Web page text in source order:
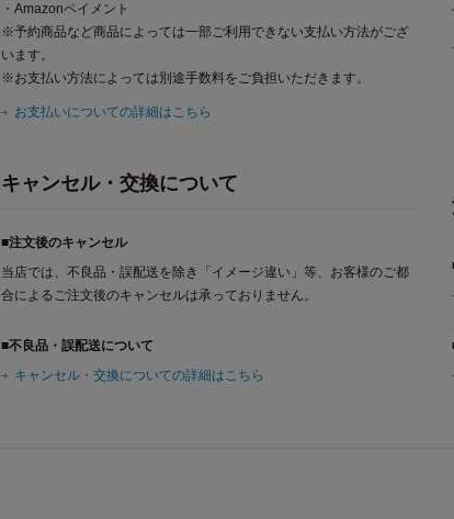
・Amazonペイメント
※予約商品など商品によっては一部ご利用できない支払い方法がござ
います。
※お支払い方法によっては別途手数料をご負担いただきます。
お支払いについての詳細はこちら
キャンセル・交換について
■注文後のキャンセル
当店では、不良品・誤配送を除き「イメージ違い」等、お客様のご都
合によるご注文後のキャンセルは承っておりません。
■不良品・誤配送について
キャンセル・交換についての詳細はこちら